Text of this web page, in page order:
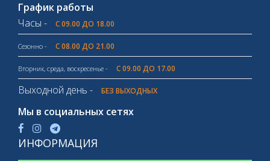
График работы
Часы -
С 09.00 ДО 18.00
Сезонно - С 08.00 ДО 21.00
Вторник, среда, воскресенье - С 09.00 ДО 17.00
Выходной день - БЕЗ ВЫХОДНЫХ
Мы в социальных сетях
ИНФОРМАЦИЯ